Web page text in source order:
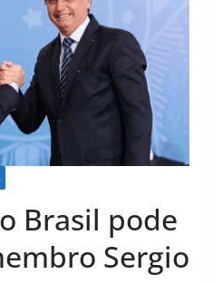
Brasil pode
Sergio